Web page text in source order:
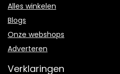
Alles winkelen
Blogs
Onze webshops
Adverteren
Verklaringen